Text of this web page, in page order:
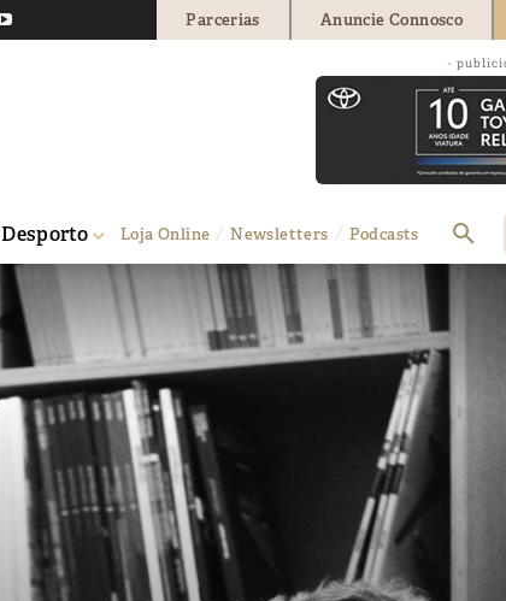
Parcerias Anuncie Connosco
-
Desporto Loja Online Newsletters Podcasts